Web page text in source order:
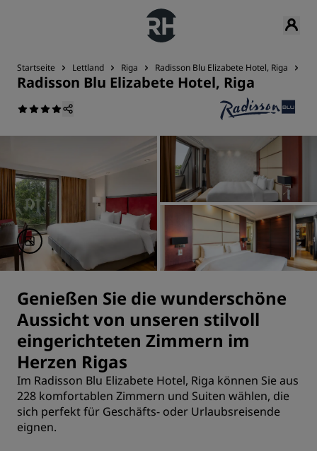
Startseite Lettland Riga Radisson Blu Elizabete Hotel, Riga
Radisson Blu Elizabete Hotel, Riga
Genießen Sie die wunderschöne
Aussicht von unseren stilvoll
eingerichteten Zimmern im
Herzen Rigas
Im Radisson Blu Elizabete Hotel, Riga können Sie aus
228 komfortablen Zimmern und Suiten wählen, die
sich perfekt für Geschäfts- oder Urlaubsreisende
eignen.